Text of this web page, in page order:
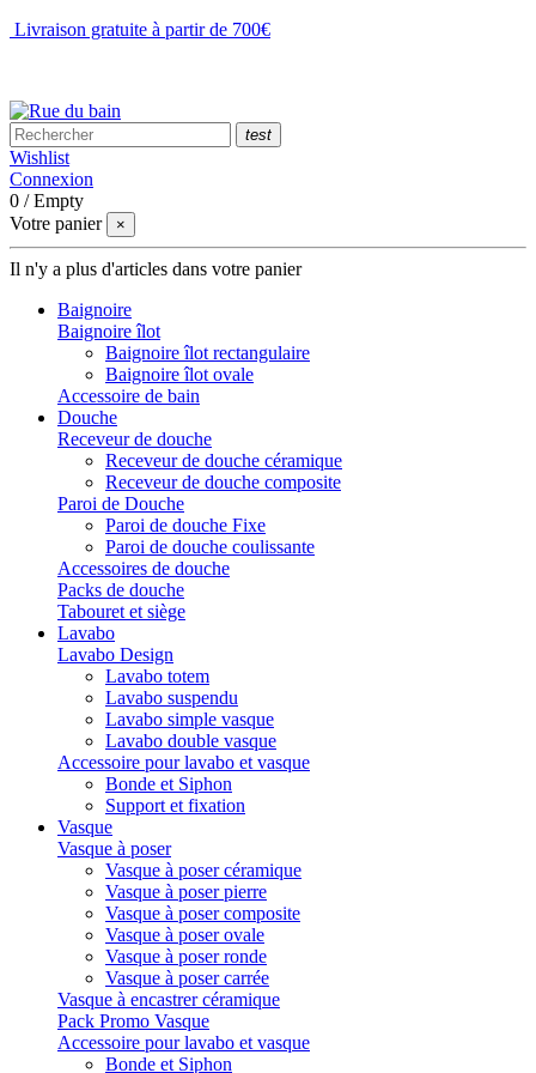
Livraison gratuite à partir de 700€
test
Wishlist
Connexion
0 /Empty
Votre panier
×
Il n'y a plus d'articles dans votre panier
Baignoire
Baignoire îlot
Baignoire îlot rectangulaire
Baignoire îlot ovale
Accessoire de bain
Douche
Receveur de douche
Receveur de douche céramique
Receveur de douche composite
Paroi de Douche
Paroi de douche Fixe
Paroi de douche coulissante
Accessoires de douche
Packs de douche
Tabouret et siège
Lavabo
Lavabo Design
Lavabo totem
Lavabo suspendu
Lavabo simple vasque
Lavabo double vasque
Accessoire pour lavabo et vasque
Bonde et Siphon
Support et fixation
Vasque
Vasque à poser
Vasque à poser céramique
Vasque à poser pierre
Vasque à poser composite
Vasque à poser ovale
Vasque à poser ronde
Vasque à poser carrée
Vasque à encastrer céramique
Pack Promo Vasque
Accessoire pour lavabo et vasque
Bonde et Siphon